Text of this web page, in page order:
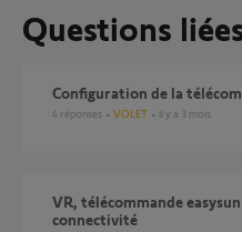
Questions
Configuration de la
4 réponses VOLET il y a 3 mois
VR, télécommande easysun io & connection au kit de
connectivité